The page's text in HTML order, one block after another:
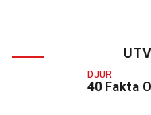
DJUR
40 Fakta